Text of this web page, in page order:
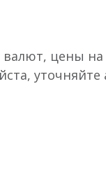
валют, цены